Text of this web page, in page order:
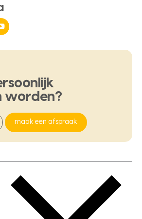
worden?
maak een afspraak